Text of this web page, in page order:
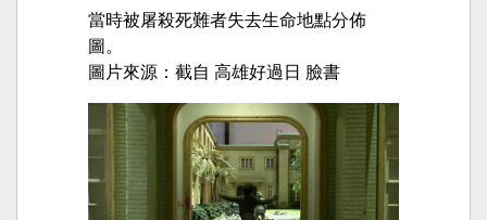
當時被屠殺死難者失去生命地點分佈
圖。
圖片來源：截自 高雄好過日 臉書